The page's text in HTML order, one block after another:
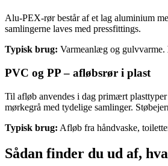
Alu-PEX-rør består af et lag aluminium
samlingerne laves med pressfittings.
Typisk brug: Varmeanlæg og gulvvarme.
PVC og PP – afløbsrør i plast
Til afløb anvendes i dag primært
mørkegrå med tydelige samlinger.
Typisk brug: Afløb fra håndvaske,
Sådan finder du ud af,